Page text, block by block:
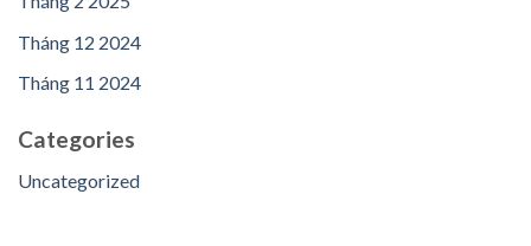
Tháng 12 2024
Tháng 11 2024
Categories
Uncategorized